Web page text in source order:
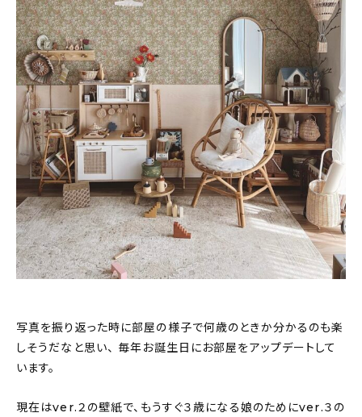
写真を振り返った時に部屋の様子で何歳のときか分かるのも楽
しそうだなと思い、 毎年お誕生日にお部屋をアップデートして
います。
現在はver.２の壁紙で、もうすぐ３歳になる娘のためにver.３の